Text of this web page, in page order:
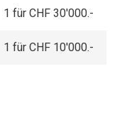
1 für CHF 30'000.-
1 für CHF 10'000.-